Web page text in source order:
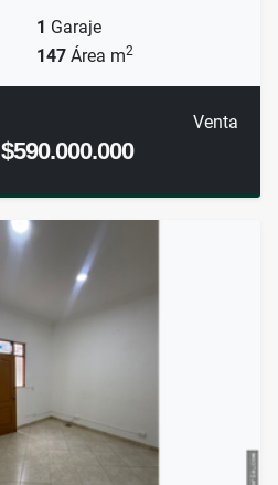
1 Garaje
147 Área m2
Venta
$590.000.000